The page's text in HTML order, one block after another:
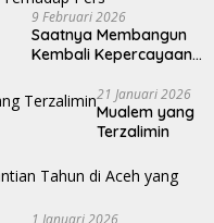
9 Februari 2026
Saatnya Membangun
Kembali Kepercayaan
21 Januari 2026
Mualem yang
Terzalimin